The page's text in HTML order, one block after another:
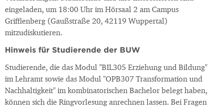
eingeladen, um 18:00 Uhr im Hörsaal 2 am Campus
Grifflenberg (Gaußstraße 20, 42119 Wuppertal)
mitzudiskutieren.
Hinweis für Studierende der BUW
Studierende, die das Modul "BIL305 Erziehung und Bildung"
im Lehramt sowie das Modul "OPB307 Transformation und
Nachhaltigkeit" im kombinatorischen Bachelor belegt haben,
können sich die Ringvorlesung anrechnen lassen. Bei Fragen